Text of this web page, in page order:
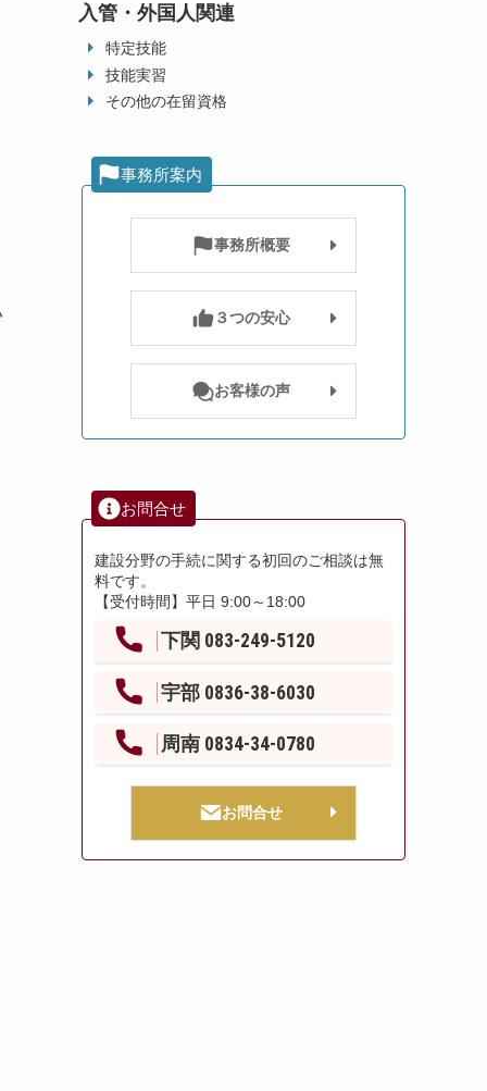
入管・外国人関連
特定技能
技能実習
その他の在留資格
事務所案内
事務所概要
３つの安心
お客様の声
お問合せ
建設分野の手続に関する初回のご相談は無
料です。
【受付時間】平日 9:00～18:00
下関 083-249-5120
宇部 0836-38-6030
周南 0834-34-0780
お問合せ